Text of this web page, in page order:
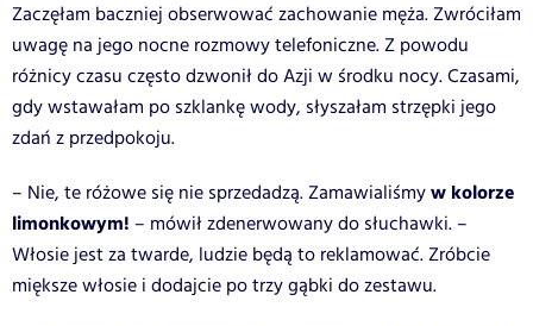
Zaczęłam baczniej obserwować zachowanie męża. Zwróciłam
uwagę na jego nocne rozmowy telefoniczne. Z powodu
różnicy czasu często dzwonił do Azji w środku nocy. Czasami,
gdy wstawałam po szklankę wody, słyszałam strzępki jego
zdań z przedpokoju.
– Nie, te różowe się nie sprzedadzą. Zamawialiśmyw kolorze
limonkowym! – mówił zdenerwowany do słuchawki. –
Włosie jest za twarde, ludzie będą to reklamować. Zróbcie
miększe włosie i dodajcie po trzy gąbki do zestawu.